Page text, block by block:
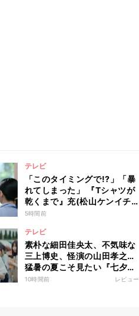
テレビ
「このタイミングで!?」「暴
れてしまった」 『Tシャツが
乾くまで』充(松山ケンイチ)
に衝撃、蒼井優の演技力に涙
5時間前
テレビ
素朴な細田佳央太、不気味な
三上博史、怪演の山田孝之…
猛暑の夏こそ見たい『七夕の
国』不穏な世界にのみ込まれ
10時間前 レビュー